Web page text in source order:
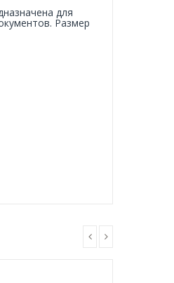
для
Размер